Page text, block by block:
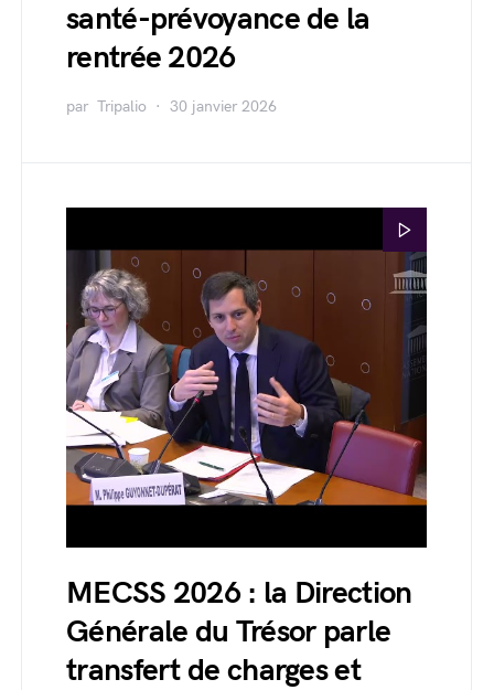
santé-prévoyance de la
rentrée 2026
par Tripalio 30 janvier 2026
MECSS 2026 : la Direction
Générale du Trésor parle
transfert de charges et